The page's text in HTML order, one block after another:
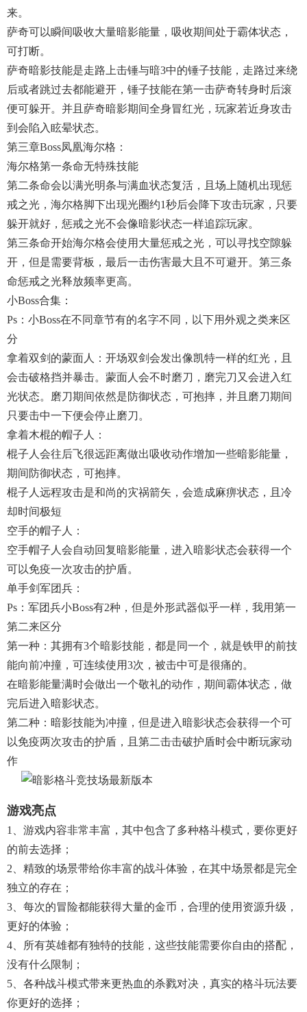
来。
萨奇可以瞬间吸收大量暗影能量，吸收期间处于霸体状态，
可打断。
萨奇暗影技能是走路上击锤与暗3中的锤子技能，走路过来绕
后或者跳过去都能避开，锤子技能在第一击萨奇转身时后滚
便可躲开。并且萨奇暗影期间全身冒红光，玩家若近身攻击
到会陷入眩晕状态。
第三章boss凤凰海尔格：
海尔格第一条命无特殊技能
第二条命会以满光明条与满血状态复活，且场上随机出现惩
戒之光，海尔格脚下出现光圈约1秒后会降下攻击玩家，只要
躲开就好，惩戒之光不会像暗影状态一样追踪玩家。
第三条命开始海尔格会使用大量惩戒之光，可以寻找空隙躲
开，但是需要背板，最后一击伤害最大且不可避开。第三条
命惩戒之光释放频率更高。
小boss合集：
Ps：小boss在不同章节有的名字不同，以下用外观之类来区
分
拿着双剑的蒙面人：开场双剑会发出像凯特一样的红光，且
会击破格挡并暴击。蒙面人会不时磨刀，磨完刀又会进入红
光状态。磨刀期间依然是防御状态，可抱摔，并且磨刀期间
只要击中一下便会停止磨刀。
拿着木棍的帽子人：
棍子人会往后飞很远距离做出吸收动作增加一些暗影能量，
期间防御状态，可抱摔。
棍子人远程攻击是和尚的灾祸箭矢，会造成麻痹状态，且冷
却时间极短
空手的帽子人：
空手帽子人会自动回复暗影能量，进入暗影状态会获得一个
可以免疫一次攻击的护盾。
单手剑军团兵：
Ps：军团兵小boss有2种，但是外形武器似乎一样，我用第一
第二来区分
第一种：其拥有3个暗影技能，都是同一个，就是铁甲的前技
能向前冲撞，可连续使用3次，被击中可是很痛的。
在暗影能量满时会做出一个敬礼的动作，期间霸体状态，做
完后进入暗影状态。
第二种：暗影技能为冲撞，但是进入暗影状态会获得一个可
以免疫两次攻击的护盾，且第二击击破护盾时会中断玩家动
作
游戏亮点
1、游戏内容非常丰富，其中包含了多种格斗模式，要你更好
的前去选择；
2、精致的场景带给你丰富的战斗体验，在其中场景都是完全
独立的存在；
3、每次的冒险都能获得大量的金币，合理的使用资源升级，
更好的体验；
4、所有英雄都有独特的技能，这些技能需要你自由的搭配，
没有什么限制；
5、各种战斗模式带来更热血的杀戮对决，真实的格斗玩法要
你更好的选择；